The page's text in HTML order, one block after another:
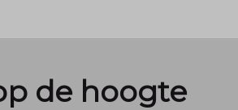
de hoogte